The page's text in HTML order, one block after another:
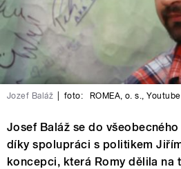
Jozef Baláž foto: ROMEA, o. s.,Youtube
Josef Baláž se do
díky spolupráci s politikem
koncepci, která Romy dělila na